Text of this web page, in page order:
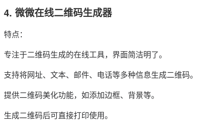
4. 微微在线二维码生成器
特点：
专注于二维码生成的在线工具，界面简洁明了。
支持将网址、文本、邮件、电话等多种信息生成二维码。
提供二维码美化功能，如添加边框、背景等。
生成二维码后可直接打印使用。